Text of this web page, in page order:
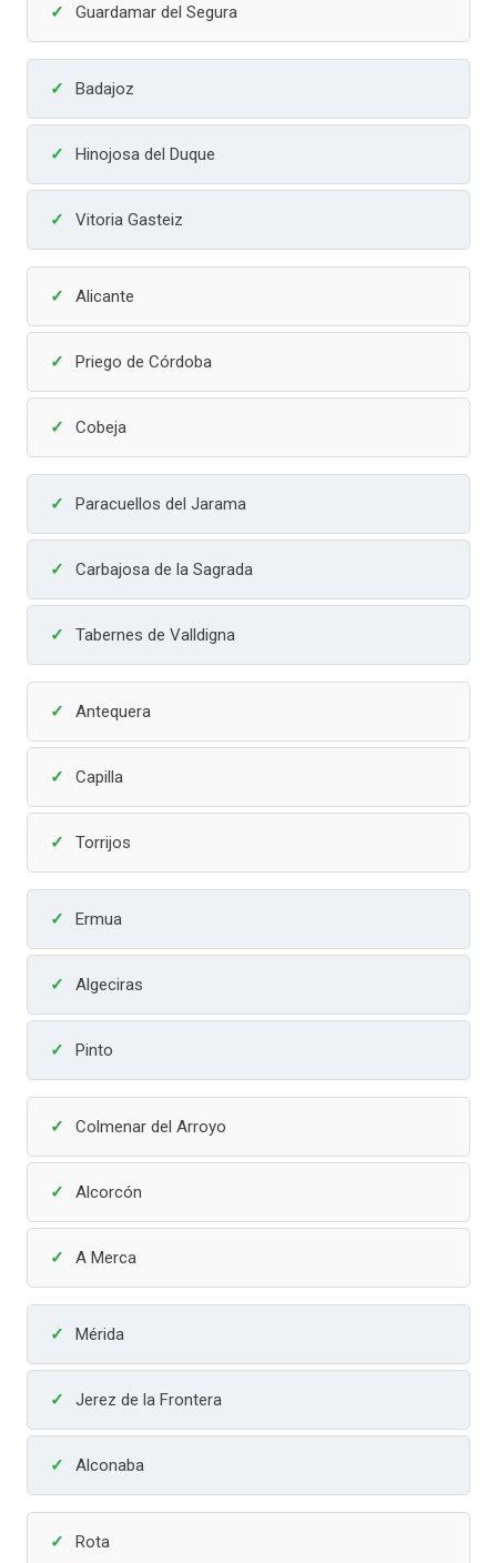
Guardamar del Segura
Badajoz
Hinojosa del Duque
Vitoria Gasteiz
Alicante
Priego de Córdoba
Cobeja
Paracuellos del Jarama
Carbajosa de la Sagrada
Tabernes de Valldigna
Antequera
Capilla
Torrijos
Ermua
Algeciras
Pinto
Colmenar del Arroyo
Alcorcón
A Merca
Mérida
Jerez de la Frontera
Alconaba
Rota